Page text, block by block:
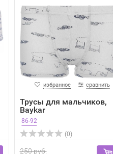
избранное сравнить
Трусы для мальчиков,
Baykar
86-92
(0)
250 руб.